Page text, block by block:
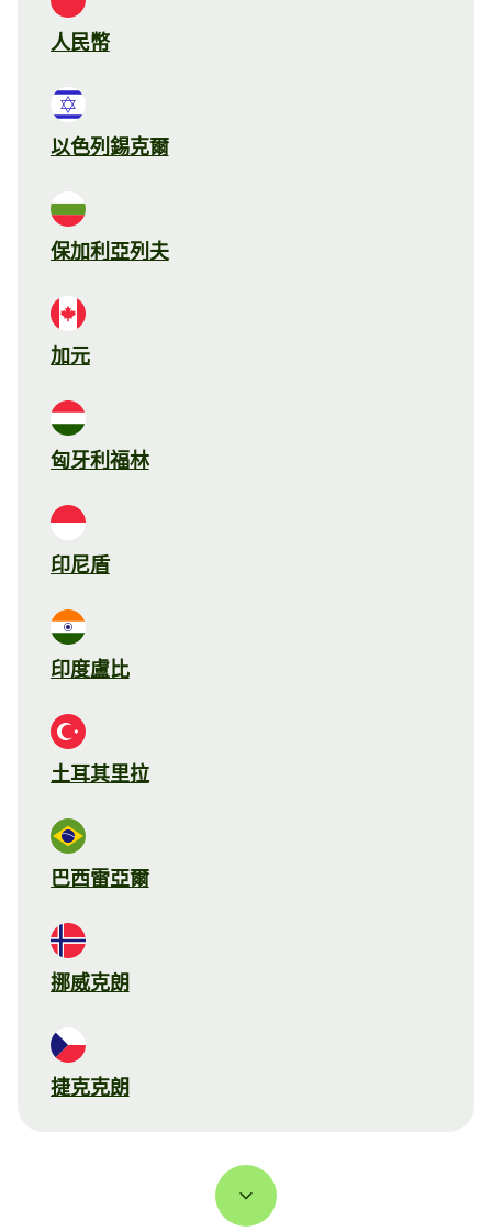
人民幣
以色列錫克爾
保加利亞列夫
加元
匈牙利福林
印尼盾
印度盧比
土耳其里拉
巴西雷亞爾
挪威克朗
捷克克朗